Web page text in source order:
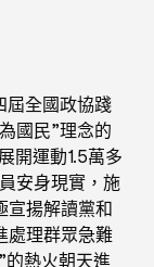
屆全國政協踐
國民”理念的
開運動1.5萬多
安身現實，施
宣揚解讀黨和
處理群眾急難
的熱火朝天進